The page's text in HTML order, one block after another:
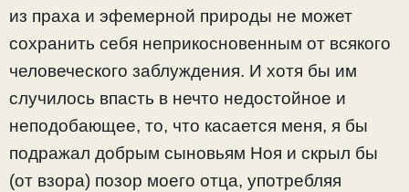
из праха и эфемерной природы не может
сохранить себя неприкосновенным от всякого
человеческого заблуждения. И хотя бы им
случилось впасть в нечто недостойное и
неподобающее, то, что касается меня, я бы
подражал добрым сыновьям Ноя и скрыл бы
(от взора) позор моего отца, употребляя